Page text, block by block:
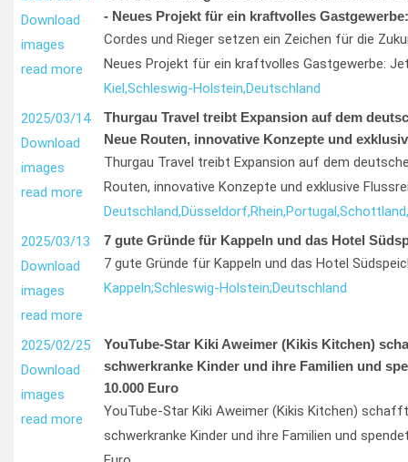
Download
images
read more
- Neues Projekt für ein kraftvolles
Cordes und Rieger setzen ein Zeichen für die
Neues Projekt für ein kraftvolles Gastgewerbe:
Kiel,Schleswig-Holstein,Deutschland
2025/03/14
Download
images
read more
Thurgau Travel treibt Expansion auf dem
Neue Routen, innovative Konzepte und
Thurgau Travel treibt Expansion auf dem
Routen, innovative Konzepte und exklusive
Deutschland,Düsseldorf,Rhein,Portugal,Schottland,
2025/03/13
Download
images
read more
7 gute Gründe für Kappeln und das Hotel
7 gute Gründe für Kappeln und das Hotel
Kappeln;Schleswig-Holstein;Deutschland
2025/02/25
Download
images
read more
YouTube-Star Kiki Aweimer (Kikis Kitchen)
schwerkranke Kinder und ihre Familien und
10.000 Euro
YouTube-Star Kiki Aweimer (Kikis Kitchen)
schwerkranke Kinder und ihre Familien und